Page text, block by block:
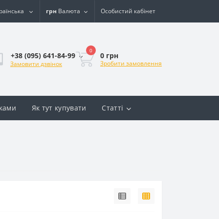
грн Валюта Особистий кабінет
+38 (095) 641-84-99
Замовити дзвінок
0
0 грн
Зробити замовлення
Як тут купувати Статті